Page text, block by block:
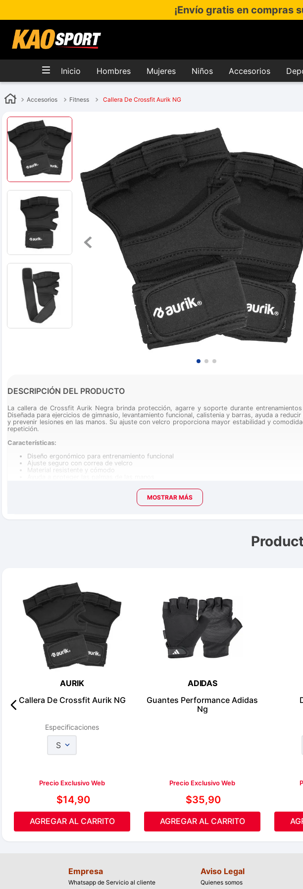
¡Envío gratis en compras
Inicio Hombres Mujeres Niños Accesorios
Accesorios Fitness Callera De Crossfit Aurik NG
DESCRIPCIÓN DEL PRODUCTO
La callera de Crossfit Aurik Negra brinda protección, agarre y soporte durante
Diseñada para ejercicios de gimnasio, levantamiento funcional, calistenia y barras, ayuda a
y prevenir lesiones en las manos. Su ajuste con velcro proporciona mayor estabilidad y
repetición.
Características:
Diseño ergonómico para entrenamiento funcional
Ajuste seguro con correa de velcro
Material resistente y cómodo
MOSTRAR MÁS
AURIK
Callera De Crossfit Aurik NG
Especificaciones
S
Precio Exclusivo Web
$14,90
AGREGAR AL CARRITO
ADIDAS
Guantes Performance Adidas
Ng
Precio Exclusivo Web
$35,90
AGREGAR AL CARRITO
Empresa
Whatsapp de Servicio al cliente
Aviso Legal
Quienes somos